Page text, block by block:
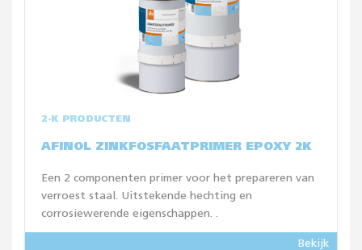
2-K PRODUCTEN
AFINOL ZINKFOSFAATPRIMER EPOXY 2K
Een 2 componenten primer voor het prepareren van
verroest staal. Uitstekende hechting en
corrosiewerende eigenschappen. .
Bekijk